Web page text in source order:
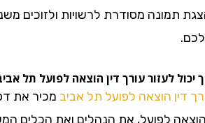
מסודרת לרשויות ולזוכים משנה
לעזור עורך דין הוצאה לפועל תל אביב?
הוצאה לפועל תל אביב מכיר את
לפועל, את הנהלים ואת הכלים